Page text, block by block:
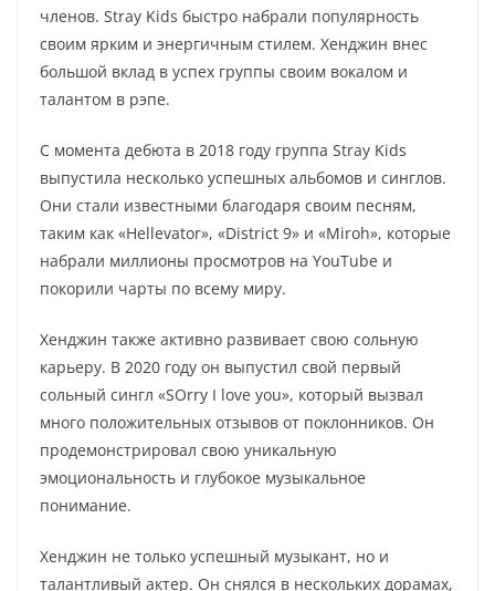
членов. Stray Kids быстро набрали популярность
своим ярким и энергичным стилем. Хенджин внес
большой вклад в успех группы своим вокалом и
талантом в рэпе.
С момента дебюта в 2018 году группа Stray Kids
выпустила несколько успешных альбомов и синглов.
Они стали известными благодаря своим песням,
таким как «Hellevator», «District 9» и «Miroh», которые
набрали миллионы просмотров на YouTube и
покорили чарты по всему миру.
Хенджин также активно развивает свою сольную
карьеру. В 2020 году он выпустил свой первый
сольный сингл «SOrry I love you», который вызвал
много положительных отзывов от поклонников. Он
продемонстрировал свою уникальную
эмоциональность и глубокое музыкальное
понимание.
Хенджин не только успешный музыкант, но и
талантливый актер. Он снялся в нескольких дорамах,